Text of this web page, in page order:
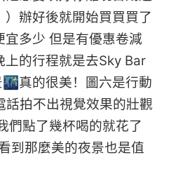
辦好後就開始買買買了
多少 但是有優惠卷減
的行程就是去Sky Bar
真的很美！圖六是行動
話拍不出視覺效果的壯觀
們點了幾杯喝的就花了
到那麼美的夜景也是值